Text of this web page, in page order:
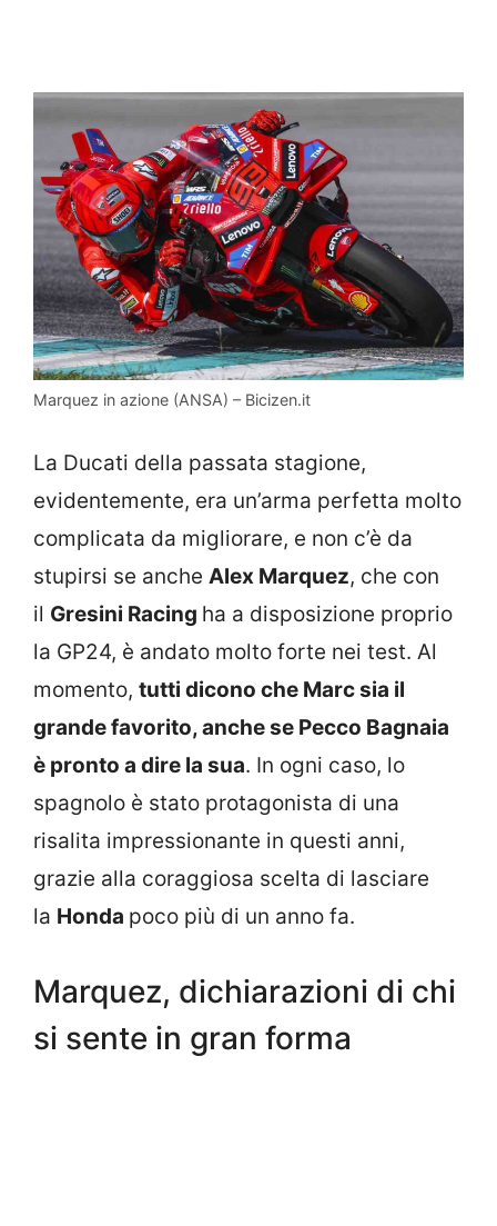
Marquez in azione (ANSA) – Bicizen.it
La Ducati della passata stagione,
evidentemente, era un’arma perfetta molto
complicata da migliorare, e non c’è da
stupirsi se anche Alex Marquez, che con
il Gresini Racing ha a disposizione proprio
la GP24, è andato molto forte nei test. Al
momento, tutti dicono che Marc sia il
grande favorito, anche se Pecco Bagnaia
è pronto a dire la sua. In ogni caso, lo
spagnolo è stato protagonista di una
risalita impressionante in questi anni,
grazie alla coraggiosa scelta di lasciare
la Honda poco più di un anno fa.
Marquez, dichiarazioni di chi
si sente in gran forma